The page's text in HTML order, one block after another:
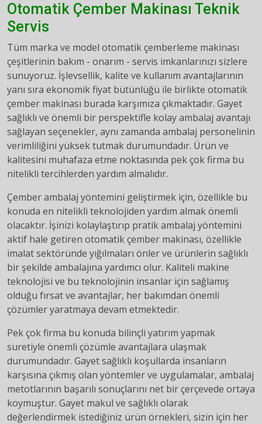
Otomatik Çember Makinası Teknik
Servis
Tüm marka ve model otomatik çemberleme makinası
çeşitlerinin bakım - onarım - servis imkanlarınızı sizlere
sunuyoruz. İşlevsellik, kalite ve kullanım avantajlarının
yanı sıra ekonomik fiyat bütünlüğü ile birlikte otomatik
çember makinası burada karşımıza çıkmaktadır. Gayet
sağlıklı ve önemli bir perspektifle kolay ambalaj avantajı
sağlayan seçenekler, aynı zamanda ambalaj personelinin
verimliliğini yüksek tutmak durumundadır. Ürün ve
kalitesini muhafaza etme noktasında pek çok firma bu
nitelikli tercihlerden yardım almalıdır.
Çember ambalaj yöntemini geliştirmek için, özellikle bu
konuda en nitelikli teknolojiden yardım almak önemli
olacaktır. İşinizi kolaylaştırıp pratik ambalaj yöntemini
aktif hale getiren otomatik çember makinası, özellikle
imalat sektöründe yığılmaları önler ve ürünlerin sağlıklı
bir şekilde ambalajına yardımcı olur. Kaliteli makine
teknolojisi ve bu teknolojinin insanlar için sağlamış
olduğu fırsat ve avantajlar, her bakımdan önemli
çözümler yaratmaya devam etmektedir.
Pek çok firma bu konuda bilinçli yatırım yapmak
suretiyle önemli çözümle avantajlara ulaşmak
durumundadır. Gayet sağlıklı koşullarda insanların
karşısına çıkmış olan yöntemler ve uygulamalar, ambalaj
metotlarının başarılı sonuçlarını net bir çerçevede ortaya
koymuştur. Gayet makul ve sağlıklı olarak
değerlendirmek istediğiniz ürün örnekleri, sizin için her